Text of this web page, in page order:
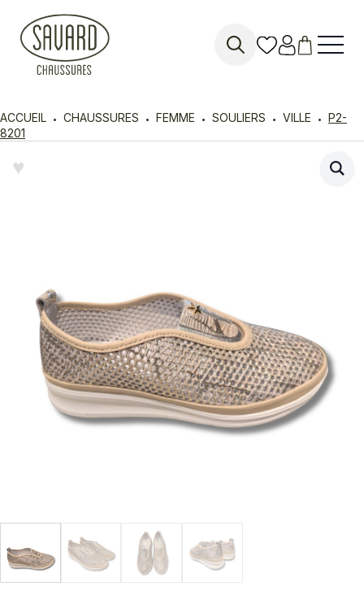
ACCUEIL CHAUSSURES FEMME SOULIERS VILLE
P2-
8201
♥︎